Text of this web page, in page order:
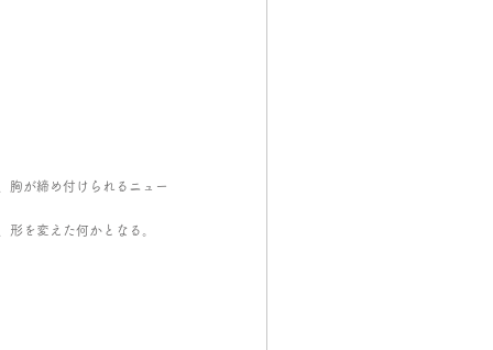
胸が締め付けられるニュー
形を変えた何かとなる。